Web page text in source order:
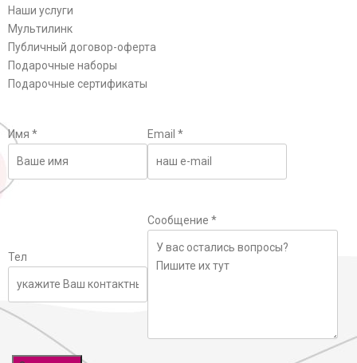
Наши услуги
Мультилинк
Публичный договор-оферта
Подарочные наборы
Подарочные сертификаты
Имя * Email *
Тел
Сообщение *